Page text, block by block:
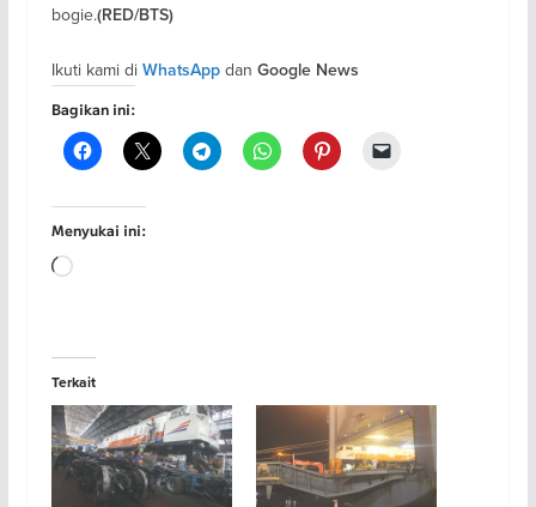
bogie.(RED/BTS)
Ikuti kami di WhatsAppdan Google News
Bagikan ini:
Menyukai ini:
Memuat...
Terkait